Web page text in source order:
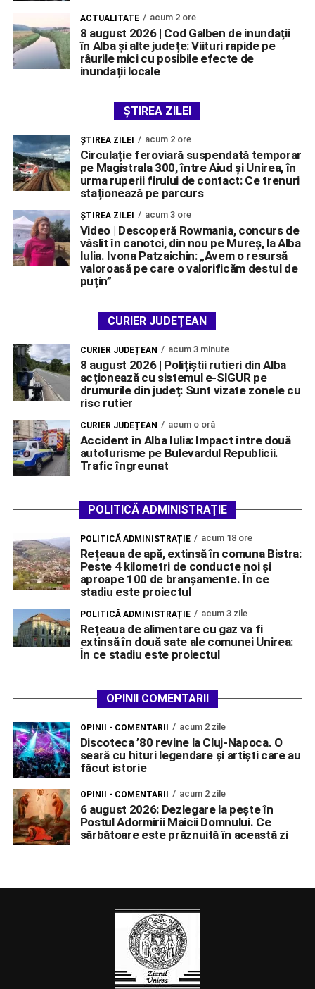
ACTUALITATE acum 2 ore
8 august 2026 | Cod Galben de inundații
în Alba și alte județe: Viituri rapide pe
râurile mici cu posibile efecte de
inundații locale
ȘTIREA ZILEI
ŞTIREA ZILEI acum 2 ore
Circulație feroviară suspendată temporar
pe Magistrala 300, între Aiud și Unirea, în
urma ruperii firului de contact: Ce trenuri
staționează pe parcurs
ŞTIREA ZILEI acum 3 ore
Video | Descoperă Rowmania, concurs de
vâslit în canotci, din nou pe Mureș, la Alba
Iulia. Ivona Patzaichin: „Avem o resursă
valoroasă pe care o valorificăm destul de
puțin”
CURIER JUDEȚEAN
CURIER JUDEȚEAN acum 3 minute
8 august 2026 | Polițiștii rutieri din Alba
acționează cu sistemul e-SIGUR pe
drumurile din județ: Sunt vizate zonele cu
risc rutier
CURIER JUDEȚEAN acum o oră
Accident în Alba Iulia: Impact între două
autoturisme pe Bulevardul Republicii.
Trafic îngreunat
POLITICĂ ADMINISTRAȚIE
POLITICĂ ADMINISTRAȚIE acum 18 ore
Rețeaua de apă, extinsă în comuna Bistra:
Peste 4 kilometri de conducte noi și
aproape 100 de branșamente. În ce
stadiu este proiectul
POLITICĂ ADMINISTRAȚIE acum 3 zile
Rețeaua de alimentare cu gaz va fi
extinsă în două sate ale comunei Unirea:
În ce stadiu este proiectul
OPINII COMENTARII
OPINII - COMENTARII acum 2 zile
Discoteca ’80 revine la Cluj-Napoca. O
seară cu hituri legendare și artiști care au
făcut istorie
OPINII - COMENTARII acum 2 zile
6 august 2026: Dezlegare la pește în
Postul Adormirii Maicii Domnului. Ce
sărbătoare este prăznuită în această zi